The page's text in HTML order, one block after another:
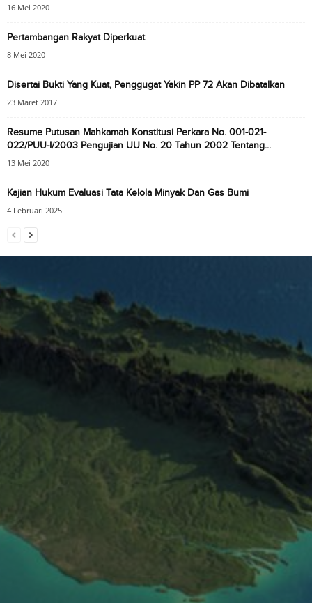
16 Mei 2020
Pertambangan Rakyat Diperkuat
8 Mei 2020
Disertai Bukti Yang Kuat, Penggugat Yakin PP 72 Akan Dibatalkan
23 Maret 2017
Resume Putusan Mahkamah Konstitusi Perkara No. 001-021-
022/PUU-I/2003 Pengujian UU No. 20 Tahun 2002 Tentang...
13 Mei 2020
Kajian Hukum Evaluasi Tata Kelola Minyak Dan Gas Bumi
4 Februari 2025